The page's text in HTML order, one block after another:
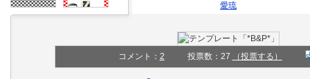
愛琉
コメント： 2 投票数：27 （投票する）